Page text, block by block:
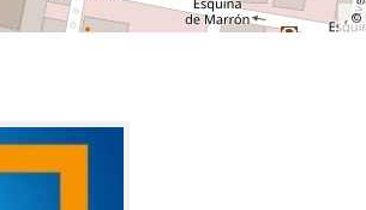
, ©